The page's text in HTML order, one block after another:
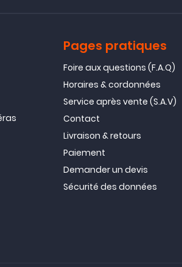
Pages pratiques
Foire aux questions (F.A.Q)
Horaires & cordonnées
Service après vente (S.A.V)
Contact
Livraison & retours
Paiement
Demander un devis
Sécurité des données